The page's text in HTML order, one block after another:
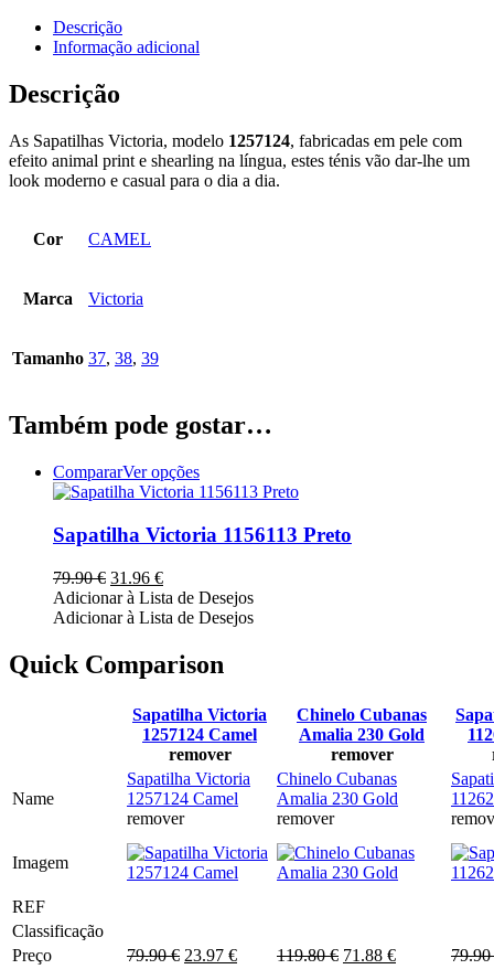
Descrição
Informação adicional
Descrição
As Sapatilhas Victoria, modelo 1257124, fabricadas em pele com
efeito animal print e shearling na língua, estes ténis vão dar-lhe um
look moderno e casual para o dia a dia.
Cor CAMEL
Marca Victoria
Tamanho 37, 38, 39
Também pode gostar…
CompararVer opçõesThis
product
multiple
variants.
options
may
be
on
product
page
Sapatilha Victoria 1156113 Preto
79.90€ O
preço
original
31.96 €O
preço
atual
31.96 €.
Adicionar à Lista de Desejos
Adicionar à Lista de Desejos
Quick Comparison
Sapatilha Victoria
1257124 Camel
remover
Chinelo Cubanas
Amalia 230 Gold
remover
Name
Sapatilha Victoria
1257124 Camel
remover
Chinelo Cubanas
Amalia 230 Gold
remover
Imagem
REF
Classificação
Preço
79.90€ O
23.97 €O
119.80€ O
71.88 €O
79.90